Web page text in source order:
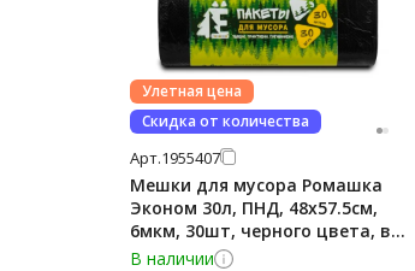
Улетная цена
Скидка от количества
Арт.1955407
Мешки для мусора Ромашка
Эконом 30л, ПНД, 48х57.5см,
6мкм, 30шт, черного цвета, в
рулоне
В наличии